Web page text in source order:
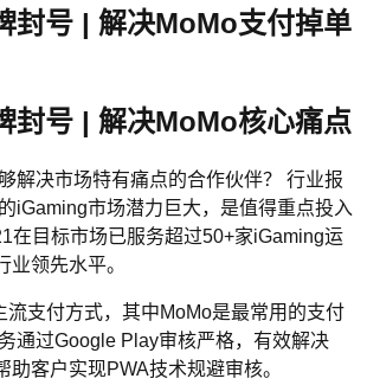
封号 | 解决MoMo支付掉单
封号 | 解决MoMo核心痛点
解决市场特有痛点的合作伙伴？ 行业报
iGaming市场潜力巨大，是值得重点投入
在目标市场已服务超过50+家iGaming运
业领先水平。
流支付方式，其中MoMo是最常用的支付
通过Google Play审核严格，有效解决
助客户实现PWA技术规避审核。